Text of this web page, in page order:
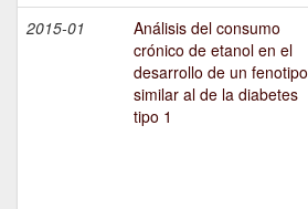
2015-01
Análisis del consumo
crónico de etanol en el
desarrollo de un fenotipo
similar al de la diabetes
tipo 1